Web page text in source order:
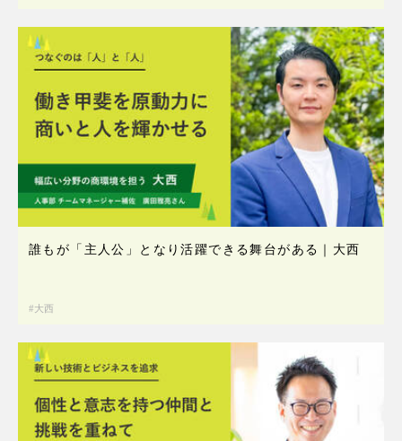
誰もが「主人公」となり活躍できる舞台がある｜大西
大西